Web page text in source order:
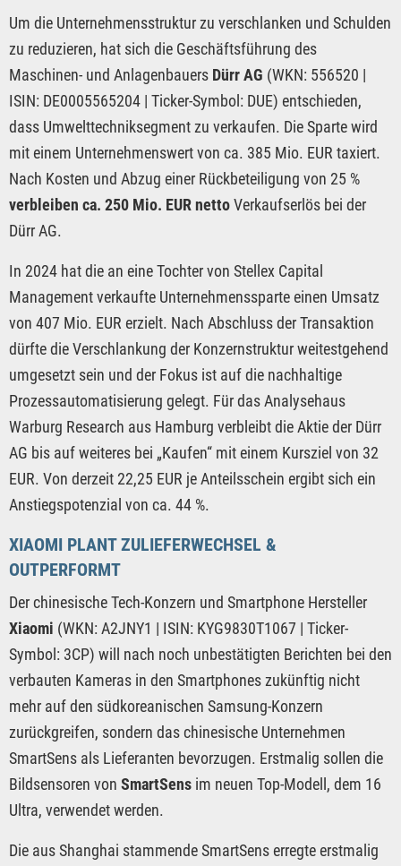
Um die Unternehmensstruktur zu verschlanken und Schulden
zu reduzieren, hat sich die Geschäftsführung des
Maschinen- und Anlagenbauers Dürr AG (WKN: 556520 |
ISIN: DE0005565204 | Ticker-Symbol: DUE) entschieden,
dass Umwelttechniksegment zu verkaufen. Die Sparte wird
mit einem Unternehmenswert von ca. 385 Mio. EUR taxiert.
Nach Kosten und Abzug einer Rückbeteiligung von 25 %
verbleiben ca. 250 Mio. EUR nettoVerkaufserlös bei der
Dürr AG.
In 2024 hat die an eine Tochter von Stellex Capital
Management verkaufte Unternehmenssparte einen Umsatz
von 407 Mio. EUR erzielt. Nach Abschluss der Transaktion
dürfte die Verschlankung der Konzernstruktur weitestgehend
umgesetzt sein und der Fokus ist auf die nachhaltige
Prozessautomatisierung gelegt. Für das Analysehaus
Warburg Research aus Hamburg verbleibt die Aktie der Dürr
AG bis auf weiteres bei „Kaufen“ mit einem Kursziel von 32
EUR. Von derzeit 22,25 EUR je Anteilsschein ergibt sich ein
Anstiegspotenzial von ca. 44 %.
XIAOMI PLANT ZULIEFERWECHSEL &
OUTPERFORMT
Der chinesische Tech-Konzern und Smartphone Hersteller
Xiaomi (WKN: A2JNY1 | ISIN: KYG9830T1067 | Ticker-
Symbol: 3CP) will nach noch unbestätigten Berichten bei den
verbauten Kameras in den Smartphones zukünftig nicht
mehr auf den südkoreanischen Samsung-Konzern
zurückgreifen, sondern das chinesische Unternehmen
SmartSens als Lieferanten bevorzugen. Erstmalig sollen die
Bildsensoren von SmartSens im neuen Top-Modell, dem 16
Ultra, verwendet werden.
Die aus Shanghai stammende SmartSens erregte erstmalig